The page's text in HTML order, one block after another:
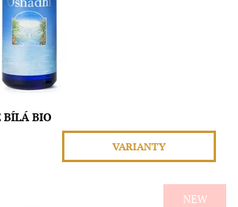
BÍLÁ BIO
VARIANTY
NEW